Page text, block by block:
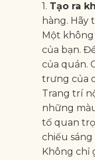
1. Tạo ra
hàng. Hãy
Một
của bạn.
của quán.
trưng của
Trang trí
những
tố quan
chiếu
Không chỉ